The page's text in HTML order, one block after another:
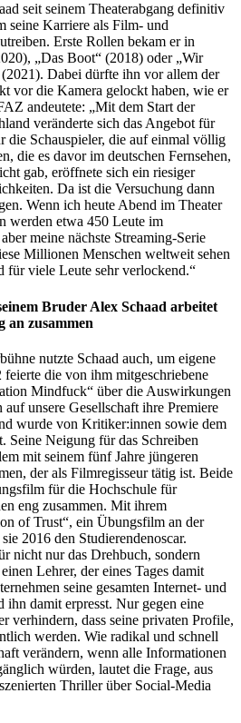
seit seinem Theaterabgang definitiv
seine Karriere als Film- und
Erste Rollen bekam er in
„Das Boot“ (2018) oder „Wir
Dabei dürfte ihn vor allem der
vor die Kamera gelockt haben, wie er
andeutete: „Mit dem Start der
veränderte sich das Angebot für
die Schauspieler, die auf einmal völlig
die es davor im deutschen Fernsehen,
gab, eröffnete sich ein riesiger
Da ist die Versuchung dann
Wenn ich heute Abend im Theater
werden etwa 450 Leute im
meine nächste Streaming-Serie
Millionen Menschen weltweit sehen
für viele Leute sehr verlockend.“
Bruder Alex Schaad arbeitet
an zusammen
nutzte Schaad auch, um eigene
die von ihm mitgeschriebene
Mindfuck“ über die Auswirkungen
unsere Gesellschaft ihre Premiere
wurde von Kritiker:innen sowie dem
Seine Neigung für das Schreiben
mit seinem fünf Jahre jüngeren
der als Filmregisseur tätig ist. Beide
für die Hochschule für
eng zusammen. Mit ihrem
of Trust“, ein Übungsfilm an der
2016 den Studierendenoscar.
nicht nur das Drehbuch, sondern
Lehrer, der eines Tages damit
seine gesamten Internet- und
ihn damit erpresst. Nur gegen eine
verhindern, dass seine privaten Profile,
werden. Wie radikal und schnell
verändern, wenn alle Informationen
würden, lautet die Frage, aus
Thriller über Social-Media